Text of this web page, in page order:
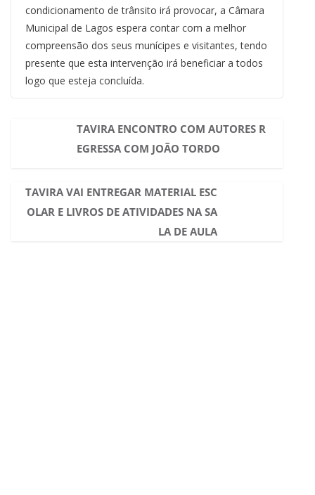
condicionamento de trânsito irá provocar, a Câmara
Municipal de Lagos espera contar com a melhor
compreensão dos seus munícipes e visitantes, tendo
presente que esta intervenção irá beneficiar a todos
logo que esteja concluída.
TAVIRA ENCONTRO COM AUTORES R
EGRESSA COM JOÃO TORDO
TAVIRA VAI ENTREGAR MATERIAL ESC
OLAR E LIVROS DE ATIVIDADES NA SA
LA DE AULA